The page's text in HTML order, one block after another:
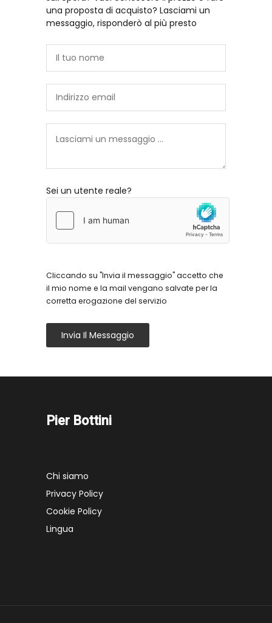
una proposta di acquisto? Lasciami un
messaggio, risponderò al più presto
Sei un utente reale?
Cliccando su "Invia il messaggio" accetto che
il mio nome e la mail vengano salvate per la
corretta erogazione del servizio
Invia Il Messaggio
Pier Bottini
Chi siamo
Privacy Policy
Cookie Policy
Lingua